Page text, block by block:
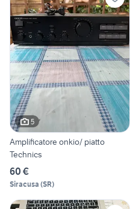
5
Amplificatore onkio/ piatto
Technics
60 €
Siracusa (SR)